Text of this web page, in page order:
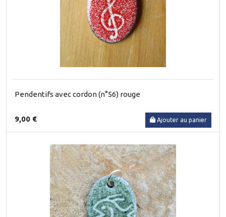
Pendentifs avec cordon (n°56) rouge
9,00 € Ajouter au panier